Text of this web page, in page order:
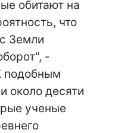
обитают на
что
Земли
-
подобным
около десяти
ученые